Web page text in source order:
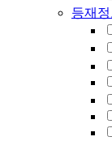
등재정